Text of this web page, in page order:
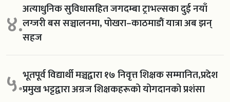
४.अत्याधुनिक सुविधासहित जगदम्बा ट्राभल्सका दुई नयाँ
लग्जरी बस सञ्चालनमा, पोखरा–काठमाडौं यात्रा अब झन्
सहज
५.भूतपूर्व विद्यार्थी मञ्चद्वारा १७ निवृत्त शिक्षक सम्मानित,प्रदेश
प्रमुख भट्टद्वारा अग्रज शिक्षकहरूको योगदानको प्रशंसा